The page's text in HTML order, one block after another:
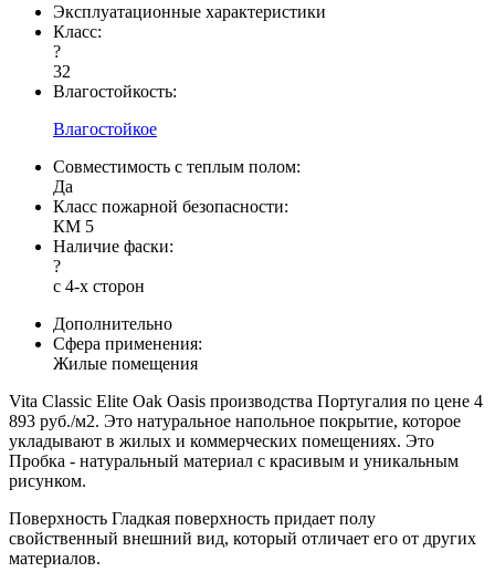
Эксплуатационные характеристики
Класс:
?
32
Влагостойкость:
Влагостойкое
Совместимость с теплым полом:
Да
Класс пожарной безопасности:
КМ 5
Наличие фаски:
?
с 4-х сторон
Дополнительно
Сфера применения:
Жилые помещения
Vita Classic Elite Oak Oasis производства Португалия по цене 4
893 руб./м2. Это натуральное напольное покрытие, которое
укладывают в жилых и коммерческих помещениях. Это
Пробка - натуральный материал с красивым и уникальным
рисунком.
Поверхность Гладкая поверхность придает полу
свойственный внешний вид, который отличает его от других
материалов.